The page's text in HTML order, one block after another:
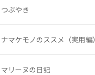
つぶやき
ナマケモノのススメ（実用編）
マリーヌの日記